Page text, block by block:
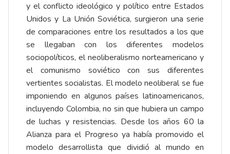
y el conflicto ideológico y político entre Estados
Unidos y La Unión Soviética, surgieron una serie
de comparaciones entre los resultados a los que
se llegaban con los diferentes modelos
sociopolíticos, el neoliberalismo norteamericano y
el comunismo soviético con sus diferentes
vertientes socialistas. El modelo neoliberal se fue
imponiendo en algunos países latinoamericanos,
incluyendo Colombia, no sin que hubiera un campo
de luchas y resistencias. Desde los años 60 la
Alianza para el Progreso ya había promovido el
modelo desarrollista que dividió al mundo en